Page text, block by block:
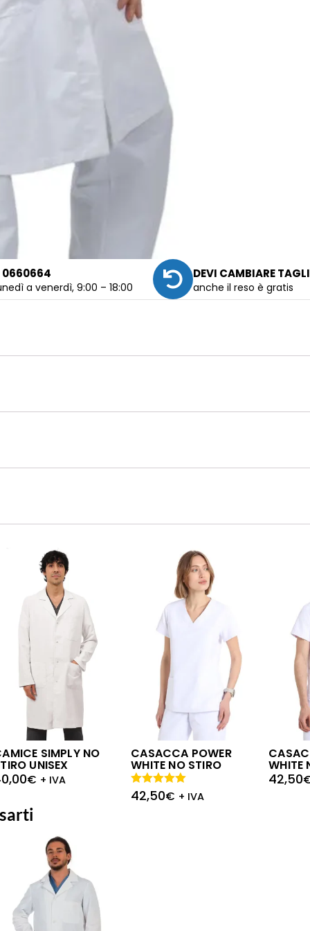
a venerdì, 9:00 – 18:00
DEVI CAMBIARE
anche il reso è gratis
SIMPLY NO
UNISEX
€ + IVA
CASACCA POWER
WHITE NO STIRO
42,50€ + IVA
Valutato
5.00 su 5
WHITE
42,50